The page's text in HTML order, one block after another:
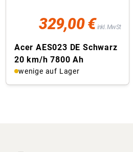
329,00 €inkl. MwSt
Acer AES023 DE Schwarz
20 km/h 7800 Ah
wenige auf Lager